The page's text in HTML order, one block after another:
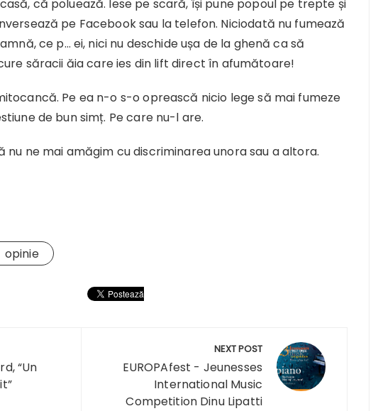
că poluează. Iese pe scară, își pune popoul pe trepte și
pe Facebook sau la telefon. Niciodată nu fumează
ce p… ei, nici nu deschide ușa de la ghenă ca să
săracii ăia care ies din lift direct în afumătoare!
Pe ea n-o s-o oprească nicio lege să mai fumeze
de bun simț. Pe care nu-l are.
nu ne mai amăgim cu discriminarea unora sau a altora.
opinie
“Un
NEXT POST
EUROPAfest - Jeunesses
International Music
Competition Dinu Lipatti